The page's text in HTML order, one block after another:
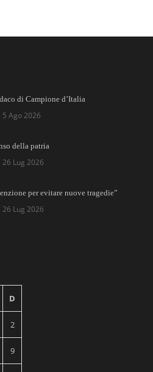
di Campione d’Italia
5 Ago 2026
della patria
26 Lug 2026
per evitare nuove tragedie”
26 Lug 2026
D
2
9